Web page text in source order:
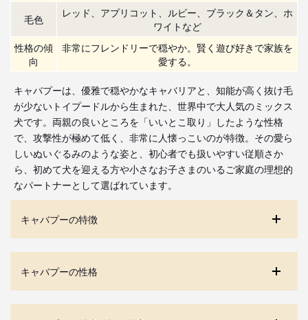
毛色
レッド、アプリコット、ルビー、ブラック＆タン、ホ
ワイトなど
性格の傾
向
非常にフレンドリーで穏やか。賢く遊び好きで家族を
愛する。
キャバプーは、優雅で穏やかなキャバリアと、知能が高く抜け毛
が少ないトイプードルから生まれた、世界中で大人気のミックス
犬です。両親の良いところを「いいとこ取り」したような性格
で、攻撃性が極めて低く、非常に人懐っこいのが特徴。その愛ら
しいぬいぐるみのような姿と、初心者でも扱いやすい従順さか
ら、初めて犬を迎える方や小さなお子さまのいるご家庭の理想的
なパートナーとして選ばれています。
キャバプーの特徴
キャバプーの性格